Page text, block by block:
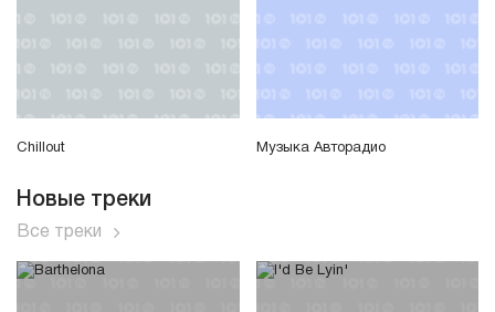
Chillout Музыка Авторадио
Новые треки
Все треки